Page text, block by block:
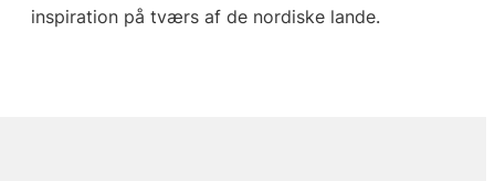
inspiration på tværs af de nordiske lande.